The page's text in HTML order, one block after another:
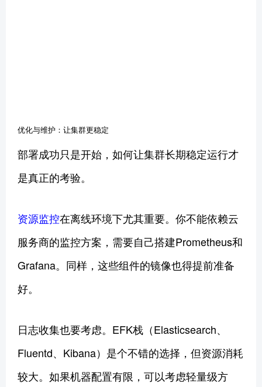
优化与维护：让集群更稳定
部署成功只是开始，如何让集群长期稳定运行才
是真正的考验。
资源监控在离线环境下尤其重要。你不能依赖云
服务商的监控方案，需要自己搭建Prometheus和
Grafana。同样，这些组件的镜像也得提前准备
好。
日志收集也要考虑。EFK栈（Elasticsearch、
Fluentd、Kibana）是个不错的选择，但资源消耗
较大。如果机器配置有限，可以考虑轻量级方